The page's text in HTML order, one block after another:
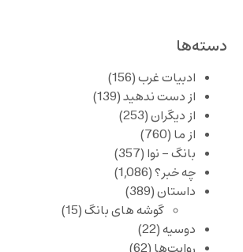
دسته‌ها
ادبیات غرب(156)
از دست ندهید(139)
از دیگران(253)
از ما (760)
بانگ – نوا (357)
چه خبر؟(1,086)
داستان(389)
گوشه های بانگ(15)
دوسیه(22)